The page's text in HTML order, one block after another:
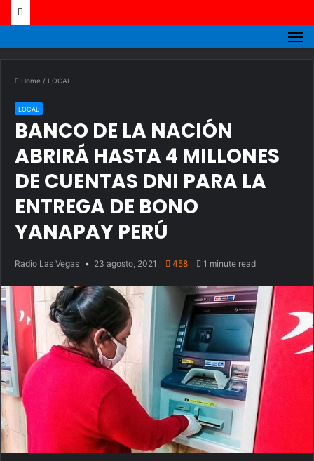
Home / LOCAL
LOCAL
BANCO DE LA NACIÓN
ABRIRÁ HASTA 4 MILLONES
DE CUENTAS DNI PARA LA
ENTREGA DE BONO
YANAPAY PERÚ
Radio Las Vegas 23 agosto, 2021 458 1 minute read